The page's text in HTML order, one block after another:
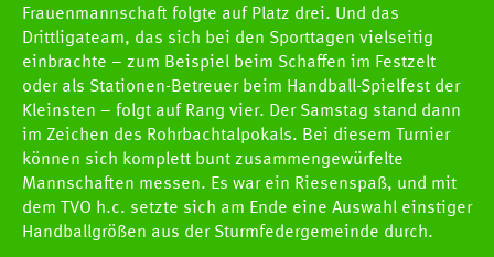
Frauenmannschaft folgte auf Platz drei. Und das
Drittligateam, das sich bei den Sporttagen vielseitig
einbrachte – zum Beispiel beim Schaffen im Festzelt
oder als Stationen-Betreuer beim Handball-Spielfest der
Kleinsten – folgt auf Rang vier. Der Samstag stand dann
im Zeichen des Rohrbachtalpokals. Bei diesem Turnier
können sich komplett bunt zusammengewürfelte
Mannschaften messen. Es war ein Riesenspaß, und mit
dem TVO h.c. setzte sich am Ende eine Auswahl einstiger
Handballgrößen aus der Sturmfedergemeinde durch.